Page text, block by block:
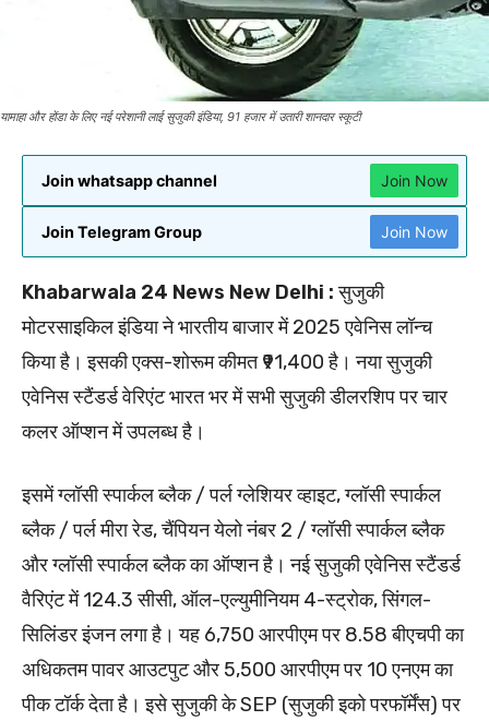
यामाहा और होंडा के लिए नई परेशानी लाई सुजुकी इंडिया, 91 हजार में उतारी शानदार स्कूटी
Join whatsapp channel Join Now
Join Telegram Group Join Now
Khabarwala 24 News New Delhi :सुजुकी
मोटरसाइकिल इंडिया ने भारतीय बाजार में 2025 एवेनिस लॉन्च
किया है। इसकी एक्स-शोरूम कीमत ₹91,400 है। नया सुजुकी
एवेनिस स्टैंडर्ड वेरिएंट भारत भर में सभी सुजुकी डीलरशिप पर चार
कलर ऑप्शन में उपलब्ध है।
इसमें ग्लॉसी स्पार्कल ब्लैक / पर्ल ग्लेशियर व्हाइट, ग्लॉसी स्पार्कल
ब्लैक / पर्ल मीरा रेड, चैंपियन येलो नंबर 2 / ग्लॉसी स्पार्कल ब्लैक
और ग्लॉसी स्पार्कल ब्लैक का ऑप्शन है। नई सुजुकी एवेनिस स्टैंडर्ड
वैरिएंट में 124.3 सीसी, ऑल-एल्युमीनियम 4-स्ट्रोक, सिंगल-
सिलिंडर इंजन लगा है। यह 6,750 आरपीएम पर 8.58 बीएचपी का
अधिकतम पावर आउटपुट और 5,500 आरपीएम पर 10 एनएम का
पीक टॉर्क देता है। इसे सुजुकी के SEP (सुजुकी इको परफॉर्मेंस) पर